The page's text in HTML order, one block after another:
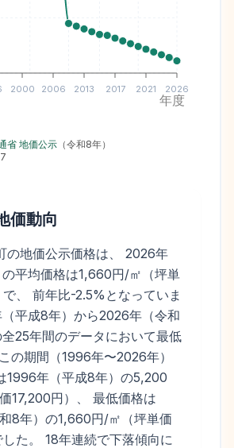
2000 2006 2013 2017 2021 2026
年度
省 地価公示 （令和8年）
価動向
の地価公示価格は、 2026年
の平均価格は1,660円/㎡（坪単
、 前年比-2.5%となっていま
平成8年）から2026年（令和
25年間のデータにおいて最低
の期間（1996年〜2026年）
1996年（平成8年）の5,200
17,200円）、 最低価格は
8年）の1,660円/㎡（坪単価
た。 18年連続で下落傾向に